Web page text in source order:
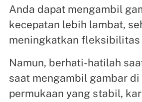
Anda dapat mengambil
kecepatan lebih lambat,
meningkatkan fleksibilitas
Namun, berhati-hatilah
saat mengambil gambar
permukaan yang stabil,